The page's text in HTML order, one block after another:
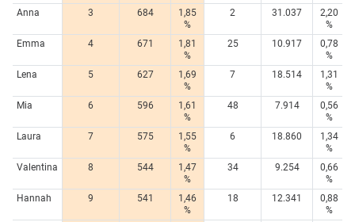
Anna
3 684
1,85
%
2 31.037
2,20
%
Emma
4 671
1,81
%
25 10.917
0,78
%
Lena
5 627
1,69
%
7 18.514
1,31
%
Mia
6 596
1,61
%
48 7.914
0,56
%
Laura
7 575
1,55
%
6 18.860
1,34
%
Valentina
8 544
1,47
%
34 9.254
0,66
%
Hannah
9 541
1,46
%
18 12.341
0,88
%